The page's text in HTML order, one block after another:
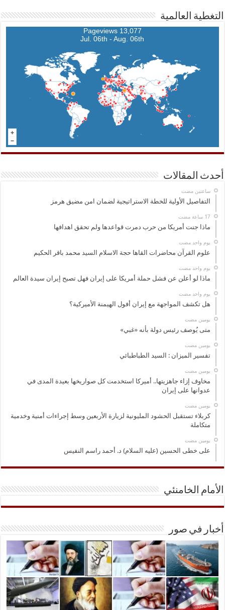
التغطية العالمية
13,077 Pageviews
Jul. 06th - Aug. 06th
أحدث المقالات
‏ساعتين مضت
التفاصيل الأولية للخطة الاستراتيجية لضمان امن مضيق هرمز
ماذا جنت أمريكا من حرب دمرت قواعدها ولم تحقق اهدافها
‏يوم واحد مضت
علوم القرآن محاضرات القاها حجة الاسلام السيد محمد باقر الحكيم
‏يوم واحد مضت
ماذا لو أعلن عن فشل حملة أمريكا على إيران فهل تصبح إيران سيدة العالم
‏يوم واحد مضت
هل تكشف المواجهة مع إيران أفول الهيمنة الأميركية؟
‏يومين مضت
متى يُوصف رئيس دولة بأنه «غبي»
‏يومين مضت
تفسير الميزان : السيد الطباطبائي
‏يومين مضت
مخاوف إزاء جاهزيتها.. أميركا استخدمت كل صواريخها بعيدة المدى في
عدوانها على إيران
‏يومين مضت
كربلاء تستقبل الحشود المليونية لزيارة الأربعين وسط إجراءات أمنية وخدمية
متكاملة
‏يومين مضت
على خطى الحسين (عليه السلام) د. أحمد راسم النفيس
الأمام الخامنئي
أخبار في صور